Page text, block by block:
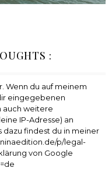
:
Wenn du auf meinem
eingegebenen
auch weitere
IP-Adresse) an
findest du in meiner
p/legal-
von Google